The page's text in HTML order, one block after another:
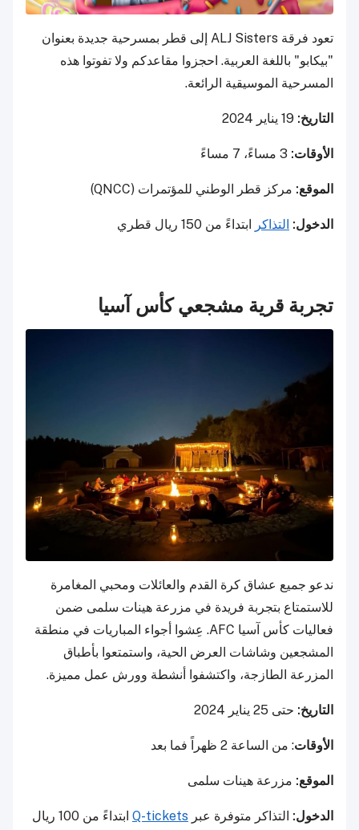
تعود فرقة ALJ Sisters إلى قطر بمسرحية جديدة بعنوان
"بيكابو" باللغة العربية. احجزوا مقاعدكم ولا تفوتوا هذه
المسرحية الموسيقية الرائعة.
التاريخ: 19 يناير 2024
الأوقات: 3 مساءً، 7 مساءً
الموقع: مركز قطر الوطني للمؤتمرات (QNCC)
الدخول: التذاكر ابتداءً من 150 ريال قطري
تجربة قرية مشجعي كأس آسيا
ندعو جميع عشاق كرة القدم والعائلات ومحبي المغامرة
للاستمتاع بتجربة فريدة في مزرعة هينات سلمى ضمن
فعاليات كأس آسيا AFC. عِشوا أجواء المباريات في منطقة
المشجعين وشاشات العرض الحية، واستمتعوا بأطباق
المزرعة الطازجة، واكتشفوا أنشطة وورش عمل مميزة.
التاريخ: حتى 25 يناير 2024
الأوقات: من الساعة 2 ظهراً فما بعد
الموقع: مزرعة هينات سلمى
الدخول: التذاكر متوفرة عبر Q-tickets
ابتداءً من 100 ريال